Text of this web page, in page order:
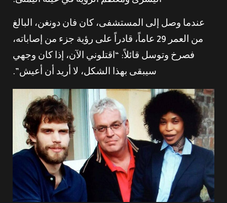
عندما وصل إلى المستشفى، كان فان دونغن، البالغ
من العمر 29 عاماً، قادراً على رؤية جزء من إصاباته،
فصرخ وتوسل قائلاً: “اقتلوني الآن، إذا كان وجهي
سيبقى بهذا الشكل، لا أريد أن أعيش”.